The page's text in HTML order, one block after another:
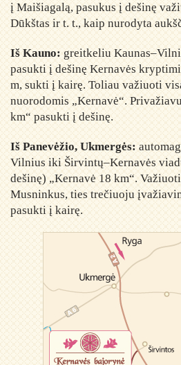
į Maišiagalą, pasukus į dešinę
Dūkštas ir t. t., kaip nurodyta
Iš Kauno: greitkeliu
pasukti į dešinę Kernavės
m, sukti į kairę. Toliau važiuoti
nuorodomis „Kernavė“.
km“ pasukti į dešinę.
Iš Panevėžio, Ukmergės:
Vilnius iki Širvintų–Kernavės
dešinę) „Kernavė 18 km“.
Musninkus, ties trečiuoju
pasukti į kairę.